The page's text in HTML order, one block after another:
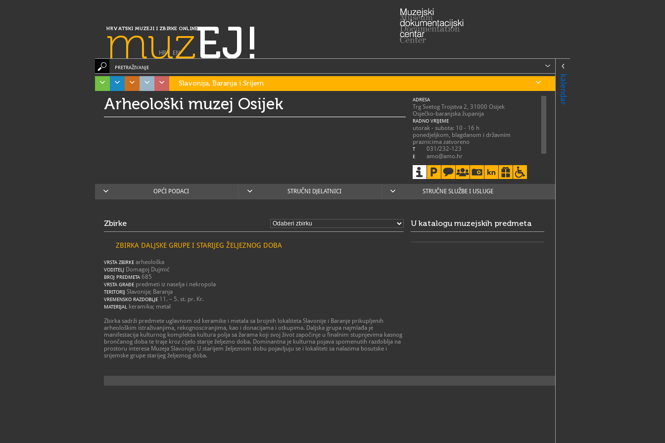
HRVATSKI MUZEJI I ZBIRKE ONLINE
muzEJ!
HR| EN
kalendar
PRETRAŽIVANJE
Slavonija, Baranja i Srijem
Arheološki muzej Osijek ADRESA
Trg Svetog Trojstva 2, 31000 Osijek
Osječko-baranjska županija
RADNO VRIJEME
utorak - subota: 10 - 16 h
ponedjeljkom, blagdanom i državnim
praznicima zatvoreno
T 031/232-123
E amo@amo.hr
https://amo.hr/
OPĆI PODACI STRUČNI DJELATNICI STRUČNE SLUŽBE I USLUGE
Zbirke
ZBIRKA DALJSKE GRUPE I STARIJEG ŽELJEZNOG DOBA
VRSTA ZBIRKE arheološka
VODITELJ Domagoj Dujmić
BROJ PREDMETA 685
VRSTA GRAĐE predmeti iz naselja i nekropola
TERITORIJ Slavonija; Baranja
VREMENSKO RAZDOBLJE 11. – 5. st. pr. Kr.
MATERIJAL keramika; metal
Zbirka sadrži predmete uglavnom od keramike i metala sa brojnih lokaliteta Slavonije i Baranje prikupljenih
arheološkim istraživanjima, rekognosciranjima, kao i donacijama i otkupima. Daljska grupa najmlađa je
manifestacija kulturnog kompleksa kultura polja sa žarama koji svoj život započinje u finalnim stupnjevima kasnog
brončanog doba te traje kroz cijelo starije željezno doba. Dominantna je kulturna pojava spomenutih razdoblja na
prostoru interesa Muzeja Slavonije. U starijem željeznom dobu pojavljuju se i lokaliteti sa nalazima bosutske i
srijemske grupe starijeg željeznog doba.
U katalogu muzejskih predmeta